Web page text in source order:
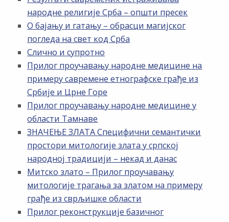
народне религије Срба – општи пресек
О бајању и гатању – обрасци магијског
погледа на свет код Срба
Слично и супротно
Прилог проучавању народне медицине на
примеру савремене етнографске грађе из
Србије и Црне Горе
Прилог проучавању народне медицине у
области Тамнаве
ЗНАЧЕЊЕ ЗЛАТА Специфични семантички
простори митологије злата у српској
народној традицији – некад и данас
Митско злато – Прилог проучавању
митологије трагања за златом на примеру
грађе из сврљишке области
Прилог реконструкције базичног